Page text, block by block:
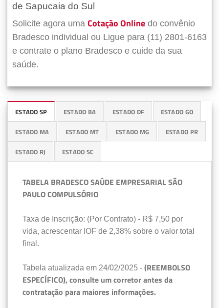
de Sapucaia do Sul
Solicite agora uma Cotação Online do convênio
Bradesco individual ou Ligue para (11) 2801-6163
e contrate o plano Bradesco e cuide da sua
saúde.
ESTADO SP ESTADO BA ESTADO DF ESTADO GO
ESTADO MA ESTADO MT ESTADO MG ESTADO PR
ESTADO RJ ESTADO SC
TABELA BRADESCO SAÚDE EMPRESARIAL SÃO
PAULO COMPULSÓRIO
Taxa de Inscrição: (Por Contrato) - R$ 7,50 por
vida, acrescentar IOF de 2,38% sobre o valor total
final.
Tabela atualizada em 24/02/2025 - (REEMBOLSO
ESPECÍFICO), consulte um corretor antes da
contratação para maiores informações.